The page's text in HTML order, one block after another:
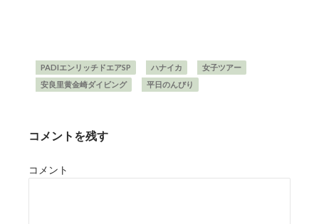
PADIエンリッチドエアSP ハナイカ
女子ツアー
安良里黄金崎ダイビング
平日のんびり
コメントを残す
コメント